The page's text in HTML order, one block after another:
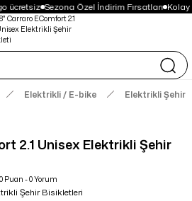
ücretsiz Sezona Özel İndirim Fırsatları Kolay
Elektrikli / E-bike Elektrikli Şehir
2.1 Unisex Elektrikli Şehir
0 Puan - 0 Yorum
Şehir Bisikletleri